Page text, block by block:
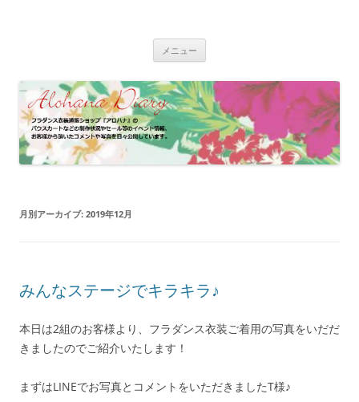
キ
ッ
プ
ラドレスの着用写真などをご紹介
メニュー
月別アーカイブ: 2019年12月
みんなステージでキラキラ♪
本日は2組のお客様より、フラダンス衣装ご着用の写真をいだだ
きましたのでご紹介いたします！
まずはLINEでお写真とコメントをいただきましたT様♪